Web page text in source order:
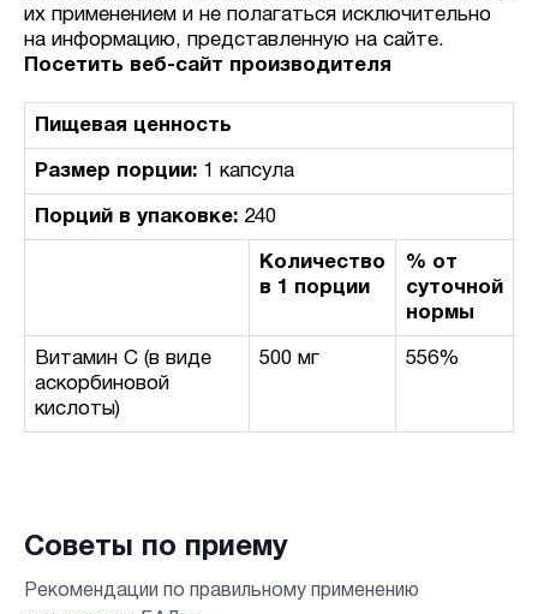
их применением и не полагаться исключительно
на информацию, представленную на сайте.
Посетить веб-сайт производителя
Пищевая ценность
Размер порции: 1 капсула
Порций в упаковке: 240
Количество
в 1 порции
% от
суточной
нормы
Витамин C (в виде
аскорбиновой
кислоты)
500 мг 556%
Советы по приему
Рекомендации по правильному применению